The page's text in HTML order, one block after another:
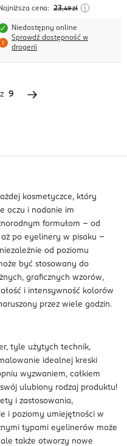
Najniższa cena: 23,49 zł
Niedostępny online
Sprawdź dostępność w
drogerii
z 9
kosmetyczce, który
oczu i nadanie im
formułom – od
aż po eyelinery w pisaku –
od poziomu
być stosowany do
graficznych wzorów,
i intensywność kolorów
przez wiele godzin.
tyle użytych technik,
idealnej kreski
wyzwaniem, całkiem
ulubiony rodzaj produktu!
i zastosowania,
i poziomy umiejętności w
typami eyelinerów może
także otworzy nowe